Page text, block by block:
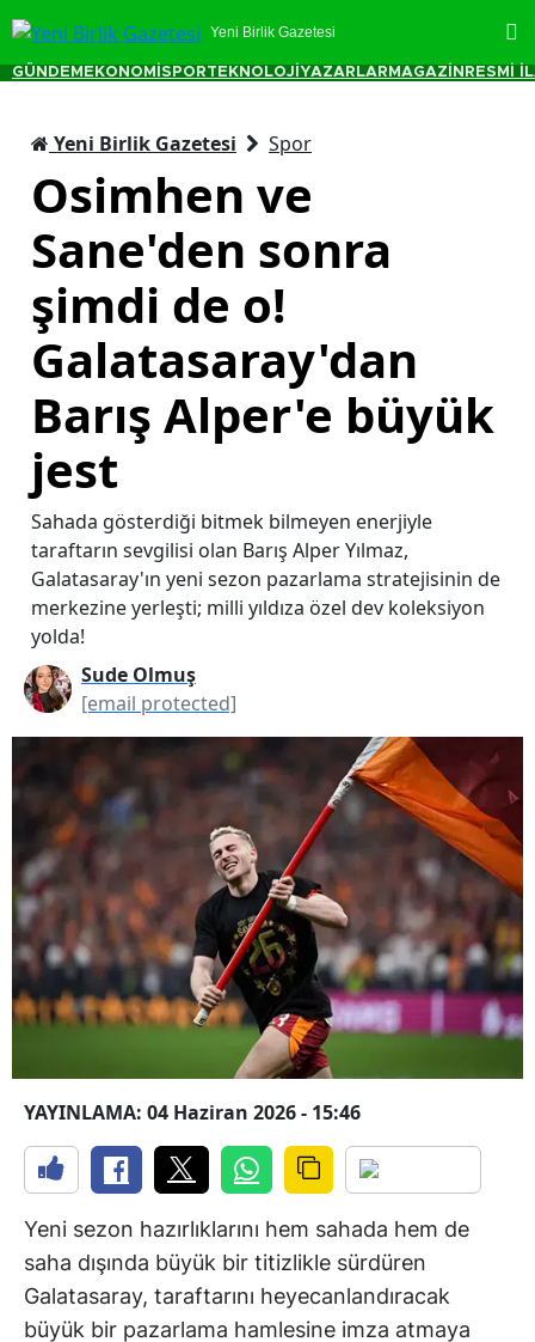
Yeni Birlik Gazetesi
GÜNDEM EKONOMİ SPORTEKNOLOJİ YAZARLAR MAGAZİN RESMİ
Yeni Birlik Gazetesi Spor
Osimhen ve
Sane'den sonra
şimdi de o!
Galatasaray'dan
Barış Alper'e büyük
jest
Sahada gösterdiği bitmek bilmeyen enerjiyle
taraftarın sevgilisi olan Barış Alper Yılmaz,
Galatasaray'ın yeni sezon pazarlama stratejisinin de
merkezine yerleşti; milli yıldıza özel dev koleksiyon
yolda!
Sude Olmuş
[email protected]
YAYINLAMA: 04 Haziran 2026 - 15:46
Yeni sezon hazırlıklarını hem sahada hem de
saha dışında büyük bir titizlikle sürdüren
Galatasaray, taraftarını heyecanlandıracak
büyük bir pazarlama hamlesine imza atmaya